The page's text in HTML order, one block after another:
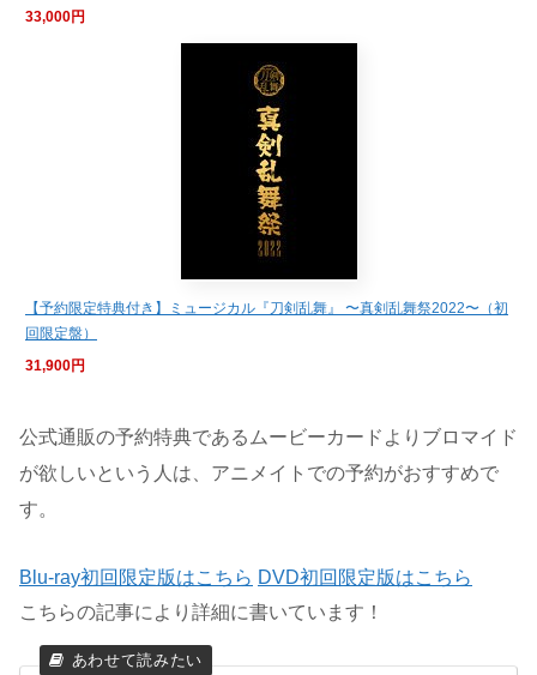
33,000円
【予約限定特典付き】ミュージカル『刀剣乱舞』 〜真剣乱舞祭2022〜（初
回限定盤）
31,900円
公式通販の予約特典であるムービーカードよりブロマイド
が欲しいという人は、アニメイトでの予約がおすすめで
す。
Blu-ray初回限定版はこちら DVD初回限定版はこちら
こちらの記事により詳細に書いています！